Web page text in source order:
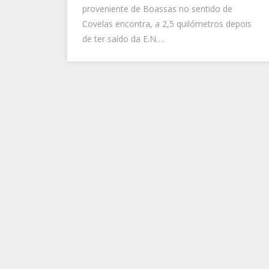
proveniente de Boassas no sentido de
Covelas encontra, a 2,5 quilómetros depois
de ter saído da E.N….